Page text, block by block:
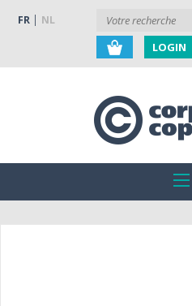
FR NL
LOGIN